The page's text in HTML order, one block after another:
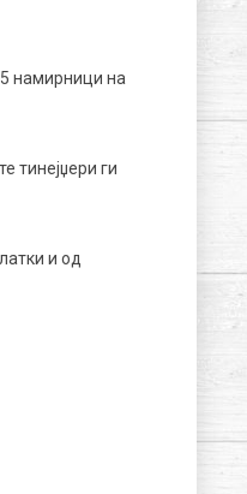
5 намирници на
тинејџери ги
и од